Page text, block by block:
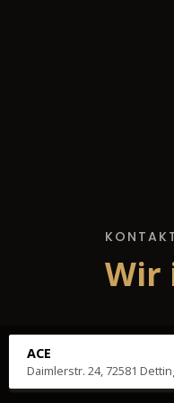
Wir
ACE
Daimlerstr. 24, 72581